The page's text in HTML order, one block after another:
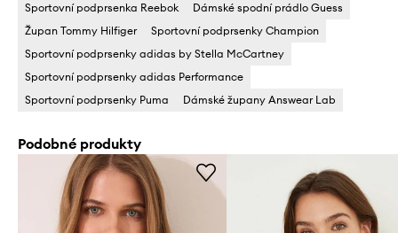
Sportovní podprsenka Reebok
Dámské spodní prádlo Guess
Župan Tommy Hilfiger
Sportovní podprsenky Champion
Sportovní podprsenky adidas by Stella McCartney
Sportovní podprsenky adidas Performance
Sportovní podprsenky Puma
Dámské župany Answear Lab
Podobné produkty